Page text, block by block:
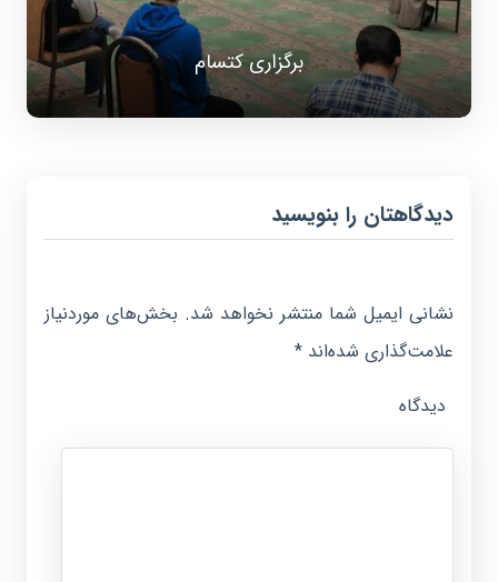
برگزاری کتسام
دیدگاهتان را بنویسید
نشانی ایمیل شما منتشر نخواهد شد. بخش‌های موردنیاز
علامت‌گذاری شده‌اند*
دیدگاه